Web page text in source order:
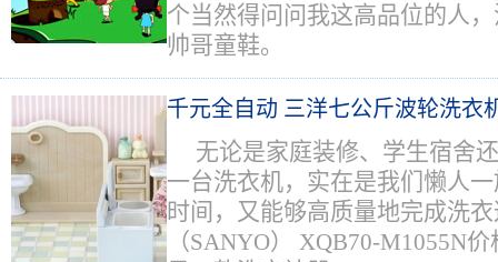
个当然得问问我这高品位的人
帅哥童鞋。
千元全自动 三洋七公斤波轮洗衣
无论是家庭装修、学生宿舍
一台洗衣机，实在是我们懒人
时间，又能够高质量地完成洗
（SANYO） XQB70-M1055N